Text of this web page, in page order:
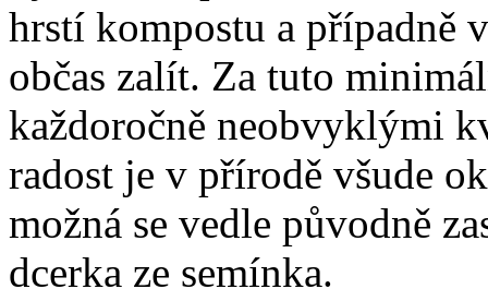
hrstí kompostu a případně
občas zalít. Za tuto
každoročně neobvyklými
radost je v přírodě všude
možná se vedle původně
dcerka ze semínka.